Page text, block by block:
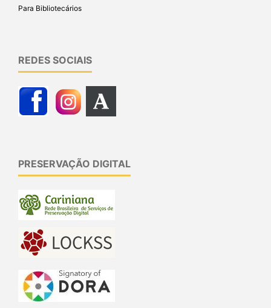
Para Bibliotecários
REDES SOCIAIS
PRESERVAÇÃO DIGITAL